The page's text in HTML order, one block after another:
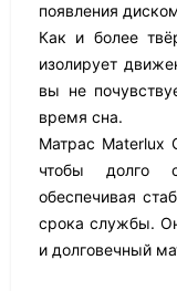
появления
Как и более
изолирует
вы не
время сна.
Матрас Materlux
чтобы долго
обеспечивая
срока службы.
и долговечный